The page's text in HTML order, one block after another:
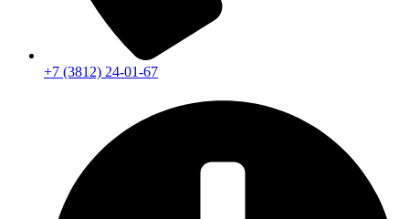
+7 (3812) 24-01-67